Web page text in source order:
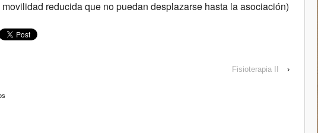
reducida que no puedan desplazarse hasta la asociación)
Fisioterapia II ›